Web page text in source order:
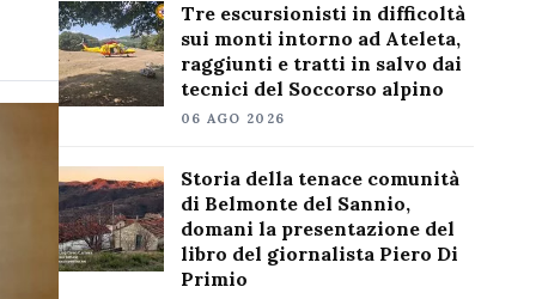
Tre escursionisti in difficoltà
sui monti intorno ad Ateleta,
raggiunti e tratti in salvo dai
tecnici del Soccorso alpino
06 AGO 2026
Storia della tenace comunità
di Belmonte del Sannio,
domani la presentazione del
libro del giornalista Piero Di
Primio